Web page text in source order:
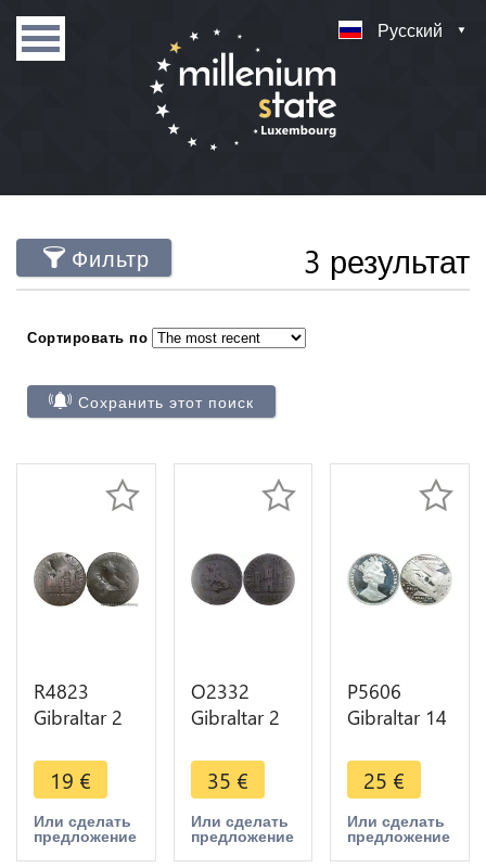
Русский
Фильтр 3 результат
Сортировать по
Сохранить этот поиск
R4823
Gibraltar 2
Lion 1810 -
> Make
offer
19 €
Или сделать
предложение
O2332
Gibraltar 2
George III
King of
Great Britain
1760-1820
35 €
Или сделать
предложение
P5606
Gibraltar 14
Elizabeth II
Eurotunnel
1993 Silver
Proof -> M
25 €
Или сделать
предложение